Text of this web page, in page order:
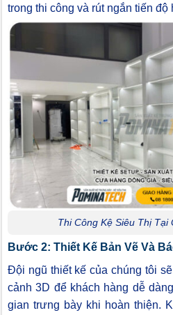
trong thi công và rút ngắn tiến độ
Thi Công Kệ Siêu Thị Tại
Bước 2: Thiết Kế Bản Vẽ Và
Đội ngũ thiết kế của chúng tôi
cảnh 3D để khách hàng dễ
gian trưng bày khi hoàn thiện.